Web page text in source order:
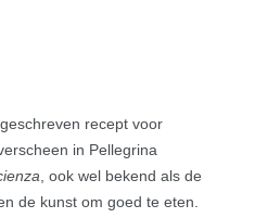
recept voor
in Pellegrina
, ook wel bekend als de
de kunst om goed te eten.